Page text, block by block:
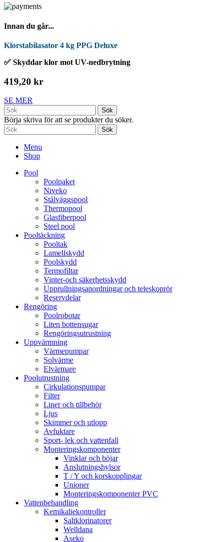
Innan du går...
Klorstabilasator 4 kg PPG Deluxe
✅ Skyddar klor mot UV-nedbrytning
419,20 kr
SE MER
Sök
Börja skriva för att se produkter du söker.
Sök
Menu
Shop
Pool
Poolpaket
Niveko
Stålväggspool
Thermopool
Glasfiberpool
Steel pool
Pooltäckning
Pooltak
Lamellskydd
Poolskydd
Termofiltar
Vinter-och säkerhetsskydd
Upprullningsanordningar och teleskoprör
Reservdelar
Rengöring
Poolrobotar
Liten bottensugar
Rengöringsutrustning
Uppvärmning
Värmepumpar
Solvärme
Elvärmare
Poolutrustning
Cirkulationspumpar
Filter
Liner och tillbehör
Ljus
Skimmer och utlopp
Avfuktare
Sport- lek och vattenfall
Monteringskomponenter
Vinklar och böjar
Anslutningshylsor
T / Y och korskopplingar
Unioner
Monteringskomponenter PVC
Vattenbehandling
Kemikaliekontroller
Saltklorinatorer
Welldana
Aseko